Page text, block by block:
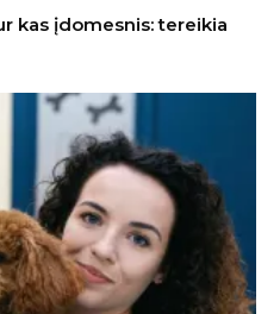
kas įdomesnis: tereikia